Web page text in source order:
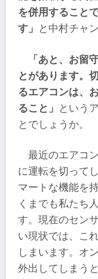
を併用すること
す」
と中村チャ
「あと、お留
とがあります。
るエアコンは、
ること」
という
とでしょうか。
最近のエアコ
に運転を切って
マートな機能を
くまでも私たち
す。現在のセン
い現状では、こ
しまいます。オ
外出してしまう